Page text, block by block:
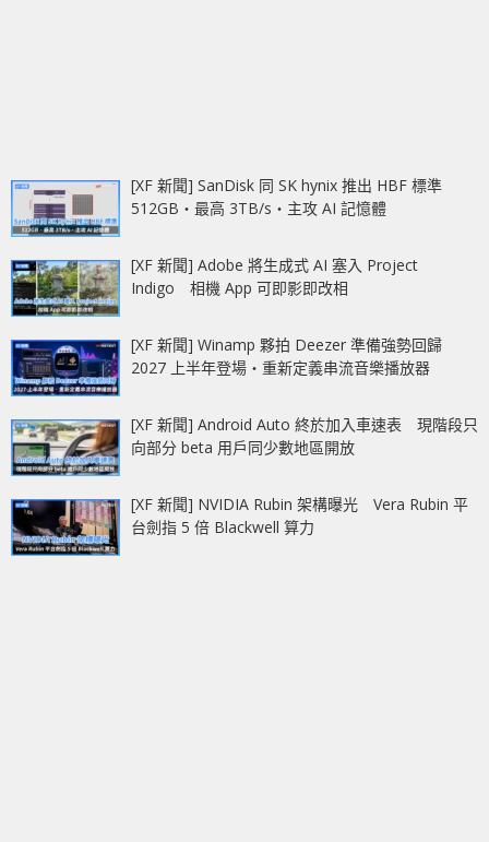
[XF 新聞] SanDisk 同 SK hynix 推出 HBF 標準
512GB‧最高 3TB/s‧主攻 AI 記憶體
[XF 新聞] Adobe 將生成式 AI 塞入 Project
Indigo 相機 App 可即影即改相
[XF 新聞] Winamp 夥拍 Deezer 準備強勢回歸
2027 上半年登場‧重新定義串流音樂播放器
[XF 新聞] Android Auto 終於加入車速表 現階段只
向部分 beta 用戶同少數地區開放
[XF 新聞] NVIDIA Rubin 架構曝光 Vera Rubin 平
台劍指 5 倍 Blackwell 算力